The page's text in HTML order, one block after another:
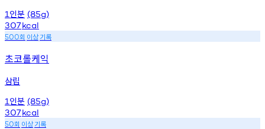
1 인분 (85g)
307kcal
500회 이상기록
초코롤케익
삼립
1 인분 (85g)
307kcal
50회 이상기록